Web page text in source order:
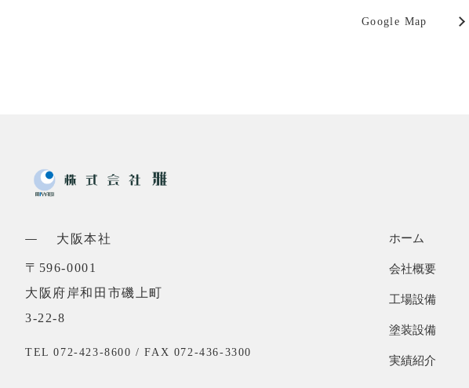
Google Map
大阪本社
〒596-0001
大阪府岸和田市磯上町
3-22-8
TEL 072-423-8600 / FAX 072-436-3300
ホーム
会社概要
工場設備
塗装設備
実績紹介